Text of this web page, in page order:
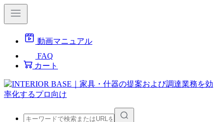
動画マニュアル
FAQ
カート